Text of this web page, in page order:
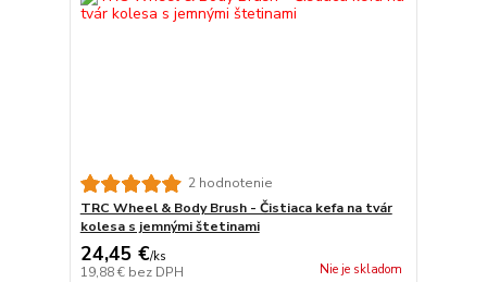
2 hodnotenie
TRC Wheel & Body Brush - Čistiaca kefa na tvár
kolesa s jemnými štetinami
24,45 €/ks
19,88 € bez DPH Nie je skladom